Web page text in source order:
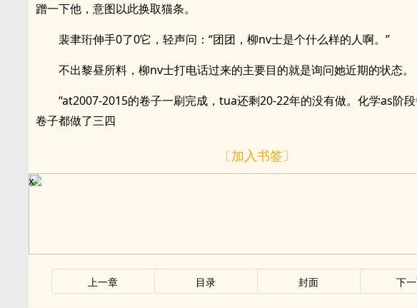
蹭一下他，意图以此换取猫条。
裴聿珩伸手0了0它，轻声问：“团团，柳nv士是个什么样的人啊。”
不出黎昼所料，柳nv士打电话过来的主要目的就是询问她近期的状态。
“at2007-2015的卷子一刷完成，tua还剩20-22年的没有做。化学as阶
卷子都做了三四
〔加入书签〕
x
上一章 目录 封面 下